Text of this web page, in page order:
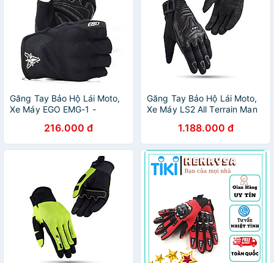
Găng Tay Bảo Hộ Lái Moto,
Xe Máy EGO EMG-1 -
216.000 đ
Găng Tay Bảo Hộ Lái Moto,
Xe Máy LS2 All Terrain Man
1.188.000 đ